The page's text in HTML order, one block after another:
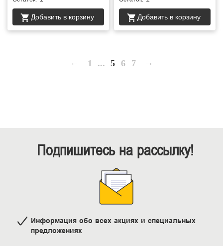
Добавить в корзину Добавить в корзину
← 1 ... 5 6 7 →
Подпишитесь на рассылку!
Информация обо всех акциях и специальных
предложениях